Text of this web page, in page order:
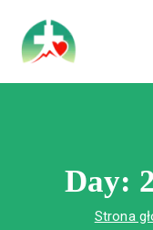
treści
Św.
Day:
Strona